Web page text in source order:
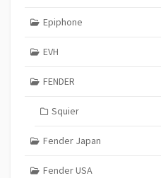
Epiphone
EVH
FENDER
Squier
Fender Japan
Fender USA